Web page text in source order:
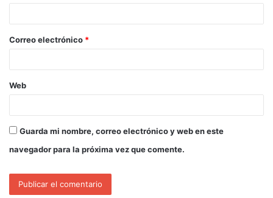
Correo electrónico *
Web
Guarda mi nombre, correo electrónico y web en este
navegador para la próxima vez que comente.